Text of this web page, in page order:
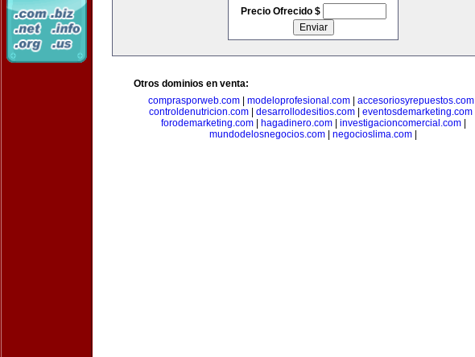
Precio Ofrecido $
Otros dominios en venta:
comprasporweb.com| modeloprofesional.com| accesoriosyrepuestos.com|
controldenutricion.com
desarrollodesitios.com eventosdemarketing.com
forodemarketing.com| hagadinero.com| investigacioncomercial.com|
mundodelosnegocios.com
negocioslima.com